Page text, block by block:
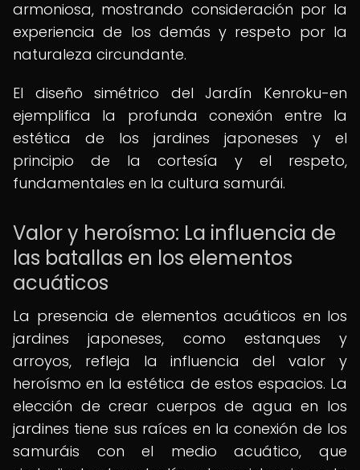
armoniosa, mostrando consideración por la
experiencia de los demás y respeto por la
naturaleza circundante.
El diseño simétrico del Jardín Kenroku-en
ejemplifica la profunda conexión entre la
estética de los jardines japoneses y el
principio de la cortesía y el respeto,
fundamentales en la cultura samurái.
Valor y heroísmo: La influencia de
las batallas en los elementos
acuáticos
La presencia de elementos acuáticos en los
jardines japoneses, como estanques y
arroyos, refleja la influencia del valor y
heroísmo en la estética de estos espacios. La
elección de crear cuerpos de agua en los
jardines tiene sus raíces en la conexión de los
samuráis con el medio acuático, que